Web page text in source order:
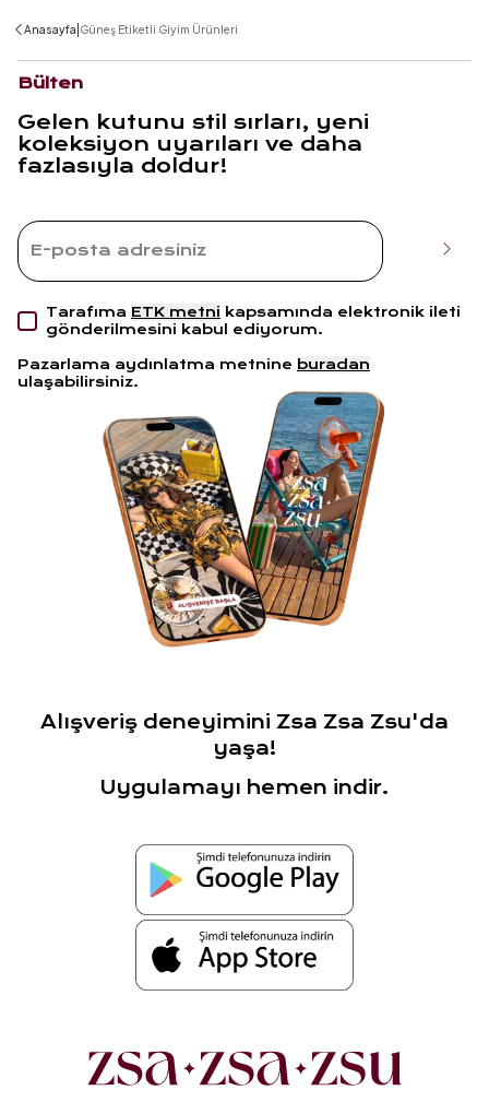
Anasayfa Güneş Etiketli Giyim Ürünleri
Bülten
Gelen kutunu stil sırları, yeni
koleksiyon uyarıları ve daha
fazlasıyla doldur!
Tarafıma ETK metni kapsamında elektronik ileti
gönderilmesini kabul ediyorum.
Pazarlama aydınlatma metnine buradan
ulaşabilirsiniz.
Alışveriş deneyimini Zsa Zsa Zsu'da
yaşa!
Uygulamayı hemen indir.